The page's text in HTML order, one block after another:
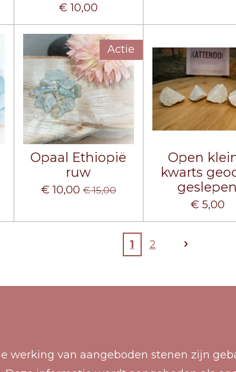
€ 10,00
Actie
Opaal Ethiopië
ruw
€ 10,00 € 15,00
Open
kwarts
geslepen
€ 5,00
1 2
werking van aangeboden stenen zijn